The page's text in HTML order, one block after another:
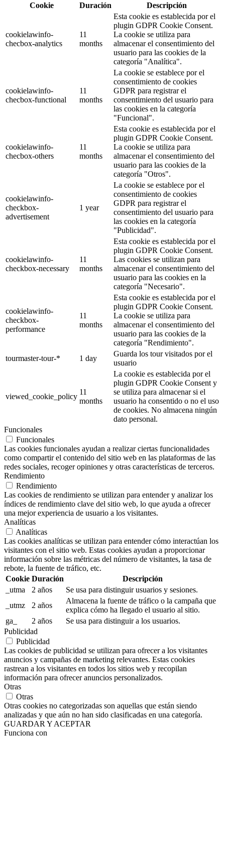
Cookie
Duración Descripción
cookielawinfo-
checbox-analytics
11
months
Esta cookie es establecida por el
plugin GDPR Cookie Consent.
La cookie se utiliza para
almacenar el consentimiento del
usuario para las cookies de la
categoría "Analítica".
cookielawinfo-
checbox-functional
11
months
La cookie se establece por el
consentimiento de cookies
GDPR para registrar el
consentimiento del usuario para
las cookies en la categoría
"Funcional".
cookielawinfo-
checbox-others
11
months
Esta cookie es establecida por el
plugin GDPR Cookie Consent.
La cookie se utiliza para
almacenar el consentimiento del
usuario para las cookies de la
categoría "Otros".
cookielawinfo-
checkbox-
advertisement
1 year
La cookie se establece por el
consentimiento de cookies
GDPR para registrar el
consentimiento del usuario para
las cookies en la categoría
"Publicidad".
cookielawinfo-
checkbox-necessary
11
months
Esta cookie es establecida por el
plugin GDPR Cookie Consent.
Las cookies se utilizan para
almacenar el consentimiento del
usuario para las cookies en la
categoría "Necesario".
cookielawinfo-
checkbox-
performance
11
months
Esta cookie es establecida por el
plugin GDPR Cookie Consent.
La cookie se utiliza para
almacenar el consentimiento del
usuario para las cookies de la
categoría "Rendimiento".
tourmaster-tour-*
1 day
Guarda los tour visitados por el
usuario
viewed_cookie_policy
11
months
La cookie es establecida por el
plugin GDPR Cookie Consent y
se utiliza para almacenar si el
usuario ha consentido o no el uso
de cookies. No almacena ningún
dato personal.
Funcionales
Funcionales
Las cookies funcionales ayudan a realizar ciertas funcionalidades
como compartir el contenido del sitio web en las plataformas de las
redes sociales, recoger opiniones y otras características de terceros.
Rendimiento
Rendimiento
Las cookies de rendimiento se utilizan para entender y analizar los
índices de rendimiento clave del sitio web, lo que ayuda a ofrecer
una mejor experiencia de usuario a los visitantes.
Analíticas
Analíticas
Las cookies analíticas se utilizan para entender cómo interactúan los
visitantes con el sitio web. Estas cookies ayudan a proporcionar
información sobre las métricas del número de visitantes, la tasa de
rebote, la fuente de tráfico, etc.
Cookie Duración
Descripción
_utma
2 años
Se usa para distinguir usuarios y sesiones.
_utmz
2 años
Almacena la fuente de tráfico o la campaña que
explica cómo ha llegado el usuario al sitio.
ga_
2 años
Se usa para distinguir a los usuarios.
Publicidad
Publicidad
Las cookies de publicidad se utilizan para ofrecer a los visitantes
anuncios y campañas de marketing relevantes. Estas cookies
rastrean a los visitantes en todos los sitios web y recopilan
información para ofrecer anuncios personalizados.
Otras
Otras
Otras cookies no categorizadas son aquellas que están siendo
analizadas y que aún no han sido clasificadas en una categoría.
GUARDAR Y ACEPTAR
Funciona con